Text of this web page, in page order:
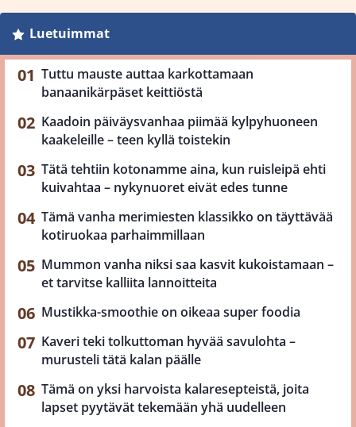
Luetuimmat
Tuttu mauste auttaa karkottamaan
banaanikärpäset keittiöstä
Kaadoin päiväysvanhaa piimää kylpyhuoneen
kaakeleille – teen kyllä toistekin
Tätä tehtiin kotonamme aina, kun ruisleipä ehti
kuivahtaa – nykynuoret eivät edes tunne
Tämä vanha merimiesten klassikko on täyttävää
kotiruokaa parhaimmillaan
Mummon vanha niksi saa kasvit kukoistamaan –
et tarvitse kalliita lannoitteita
Mustikka-smoothie on oikeaa super foodia
Kaveri teki tolkuttoman hyvää savulohta –
murusteli tätä kalan päälle
Tämä on yksi harvoista kalaresepteistä, joita
lapset pyytävät tekemään yhä uudelleen